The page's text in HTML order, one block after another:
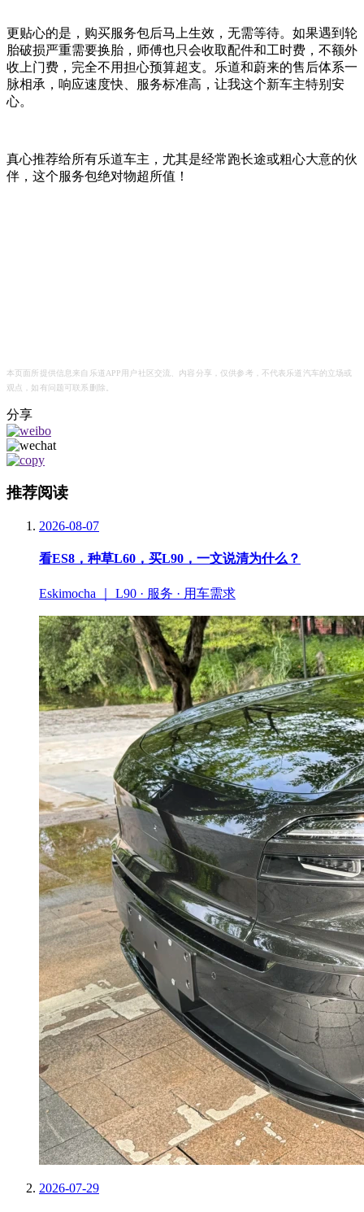
更贴心的是，购买服务包后马上生效，无需等待。如果遇到轮
胎破损严重需要换胎，师傅也只会收取配件和工时费，不额外
收上门费，完全不用担心预算超支。乐道和蔚来的售后体系一
脉相承，响应速度快、服务标准高，让我这个新车主特别安
心。
真心推荐给所有乐道车主，尤其是经常跑长途或粗心大意的伙
伴，这个服务包绝对物超所值！
本页面所提供信息来自乐道APP用户社区交流、内容分享，仅供参考，不代表乐道汽车的立场或
观点，如有问题可联系删除。
分享
推荐阅读
2026-08-07
看ES8，种草L60，买L90，一文说清为什么？
Eskimocha ｜ L90 · 服务 · 用车需求
2026-07-29